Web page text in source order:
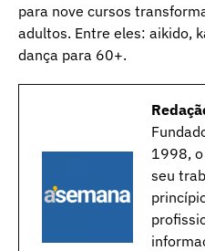
para nove cursos
adultos. Entre eles: aikido,
dança para 60+.
1998,
seu